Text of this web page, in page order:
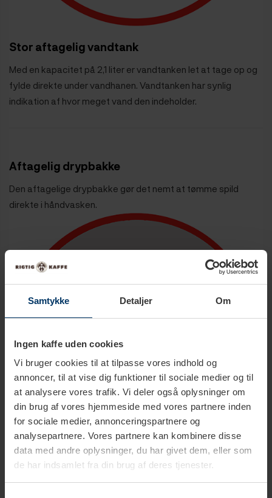
Samtykke Detaljer Om
Ingen kaffe uden cookies
Vi bruger cookies til at tilpasse vores indhold og
annoncer, til at vise dig funktioner til sociale medier og til
at analysere vores trafik. Vi deler også oplysninger om
din brug af vores hjemmeside med vores partnere inden
for sociale medier, annonceringspartnere og
analysepartnere. Vores partnere kan kombinere disse
data med andre oplysninger, du har givet dem, eller som
de har indsamlet fra din brug af deres tjenester.
Stor aftagelig vandtank
Med en kapacitet på 2,1 liter er vandtanken let at tage op og
fylde direkte under vandhanen. Vandtanken har synlig
indikation af hvor meget vand den indeholder.
Aftagelig drypbakke
Den aftagelige drypbakke gør det nemt at tømme spild
direkte i håndvasken.